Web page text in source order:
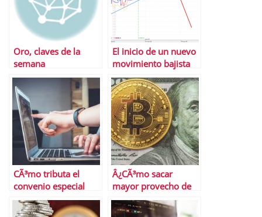
Oro, claves de la
semana
El inicio de un nuevo
movimiento bajista
CÃ³mo tributa el
convenio especial
con la Seguridad
Social
Â¿CÃ³mo sacar
mayor provecho de
tus inversiones?